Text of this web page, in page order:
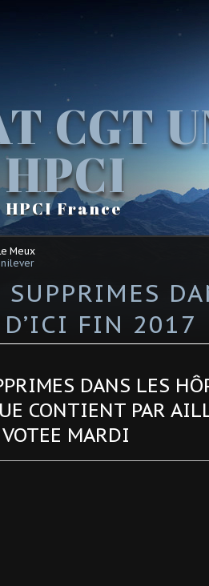
CGT
France
Meux
FIN 2017
DANS LES
CONTIENT PAR
MARDI